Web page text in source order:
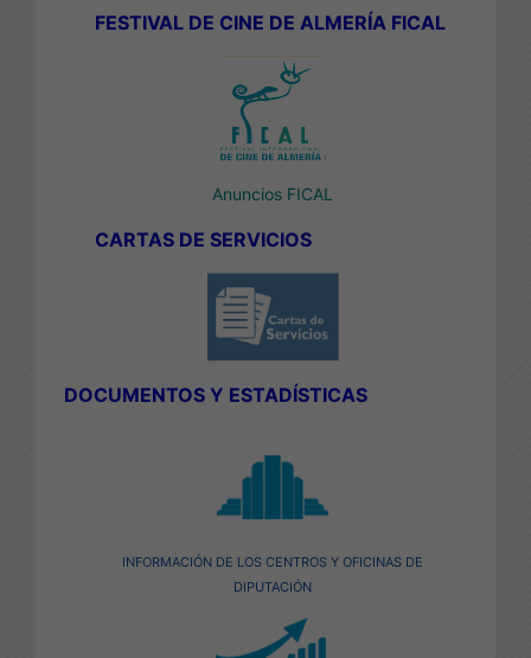
FESTIVAL DE CINE DE ALMERÍA FICAL
Anuncios FICAL
CARTAS DE SERVICIOS
DOCUMENTOS Y ESTADÍSTICAS
INFORMACIÓN DE LOS CENTROS Y OFICINAS DE
DIPUTACIÓN